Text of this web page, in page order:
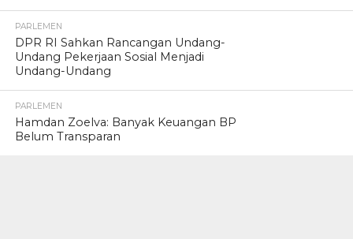
PARLEMEN
DPR RI Sahkan Rancangan Undang-
Undang Pekerjaan Sosial Menjadi
Undang-Undang
PARLEMEN
Hamdan Zoelva: Banyak Keuangan BP
Belum Transparan